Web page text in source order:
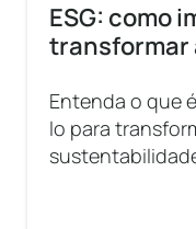
ESG: como
transformar
Entenda o que
lo para